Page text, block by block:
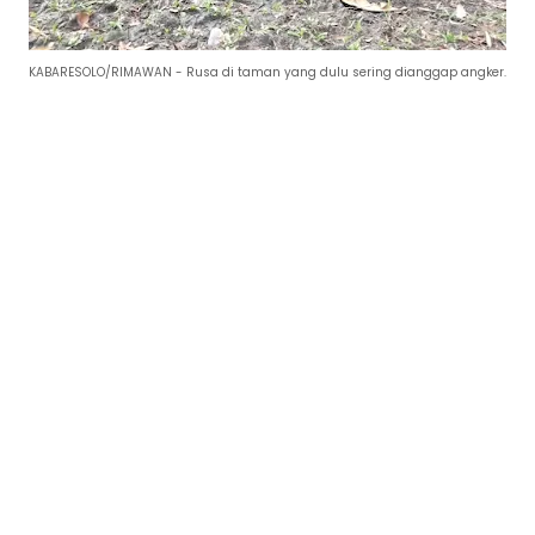
KABARESOLO/RIMAWAN - Rusa di taman yang dulu sering dianggap angker.